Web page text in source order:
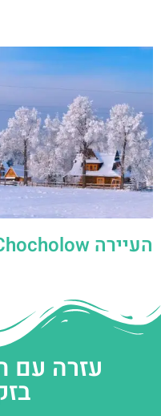
העיירה Chocholow (צ׳וצ׳ולו) ליד זאקופנה
עזרה עם